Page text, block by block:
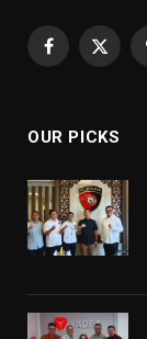
Facebook
X
OUR PICKS